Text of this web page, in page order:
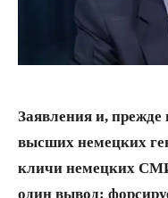
Заявления и, прежде
высших немецких
кличи немецких
один вывод: